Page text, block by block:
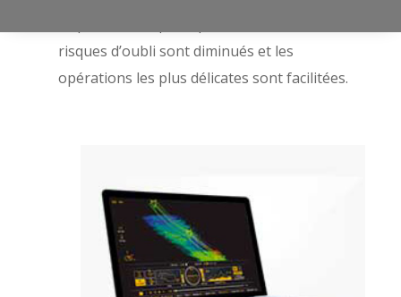
risques d’oubli sont diminués et les
opérations les plus délicates sont facilitées.